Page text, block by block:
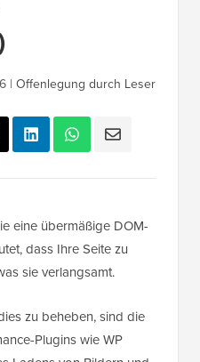
| Offenlegung durch Leser
eine übermäßige DOM-
dass Ihre Seite zu
sie verlangsamt.
zu beheben, sind die
Plugins wie WP